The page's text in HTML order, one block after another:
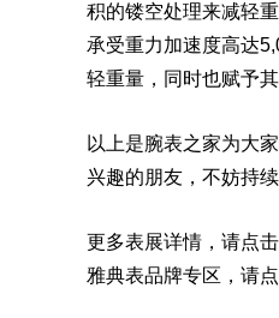
积的镂空处理来减轻
承受重力加速度高达
轻重量，同时也赋予
以上是腕表之家为大
兴趣的朋友，不妨持
更多表展详情，请点
雅典表品牌专区，请